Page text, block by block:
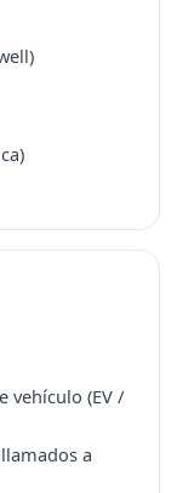
vehículo (EV /
a